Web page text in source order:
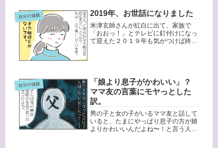
５学年差だったら小学校に１年ですが
一緒に...
自分の体験 2019年、お世話になりました
米津玄師さんが紅白に出て、家族で
「おおっ！」とテレビに釘付けになっ
て迎えた２０１９年も気がつけば終わ
自分の体験
「娘より息子がかわいい」？
ママ友の言葉にモヤっとした
訳。
男の子と女の子がいるママ友と話して
いると、たまにやっぱり息子の方が娘
よりかわいいんだよね〜！と言う人が